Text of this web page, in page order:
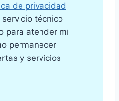
de privacidad
técnico
para atender mi
permanecer
y servicios